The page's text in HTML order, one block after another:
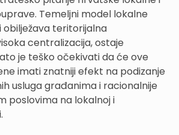
Temeljni model lokalne
obilježava teritorijalna
centralizacija, ostaje
je teško očekivati da će ove
imati znatniji efekt na podizanje
usluga građanima i racionalnije
poslovima na lokalnoj i